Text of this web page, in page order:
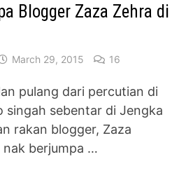
Blogger Zaza Zehra di
March 29, 2015 16
pulang dari percutian di
singah sebentar di Jengka
rakan blogger, Zaza
nak berjumpa …